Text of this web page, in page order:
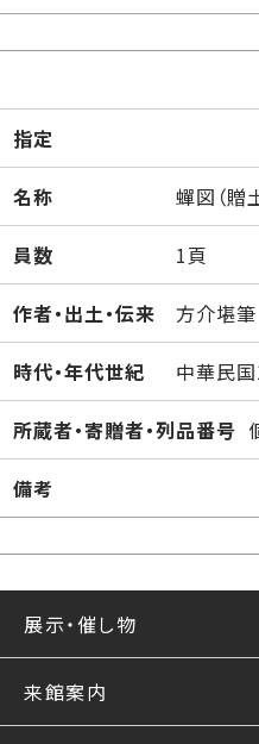
指定
名称 蟬図（贈
員数 1頁
作者・出土・伝来 方介堪
時代・年代世紀 中華民
所蔵者・寄贈者・列品番号
備考
展示・催し物
来館案内